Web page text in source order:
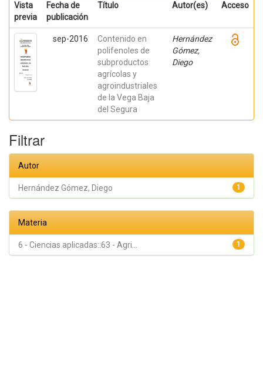
Vista
previa
Fecha de
publicación
Título Autor(es) Acceso
sep-2016
Contenido en
polifenoles de
subproductos
agrícolas y
agroindustriales
de la Vega Baja
del Segura
Hernández
Gómez,
Diego
Filtrar
Autor
1
Hernández Gómez, Diego
Materia
1
6 - Ciencias aplicadas::63 - Agri...